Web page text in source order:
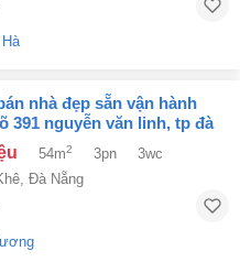
391 nguyễn văn linh, tp đà
54m2 3pn
3wc
, Đà Nẵng